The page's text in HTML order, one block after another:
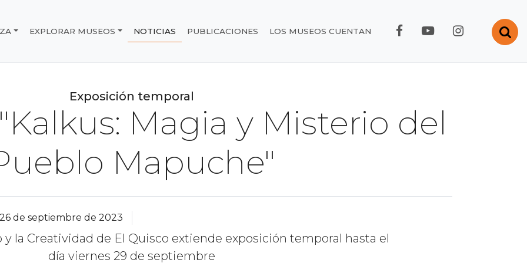
Chile
EXPLORAR MUSEOS NOTICIAS PUBLICACIONES LOS MUSEOS CUENTAN FACEBOOK RMC
YOUTUBE RMC
Exposición temporal
Magia y Misterio del
Mapuche"
26 de septiembre de 2023
la Creatividad de El Quisco extiende exposición temporal hasta el
día viernes 29 de septiembre